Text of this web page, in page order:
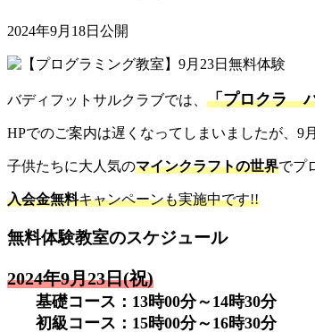
2024年9月18日公開
バディフットサルクラブでは、 「プロクラ
HPでのご案内は遅くなってしまいましたが、9
子供たちに大人気のマインクラフトの世界でプ
入会金無料キャンペーンも実施中です!!
無料体験教室のスケジュール
2024年9月23日(祝)
基礎コース：13時00分～14時30分
初級コース：15時00分～16時30分